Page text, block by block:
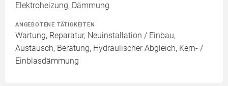
Elektroheizung, Dämmung
ANGEBOTENE TÄTIGKEITEN
Wartung, Reparatur, Neuinstallation / Einbau,
Austausch, Beratung, Hydraulischer Abgleich, Kern- /
Einblasdämmung